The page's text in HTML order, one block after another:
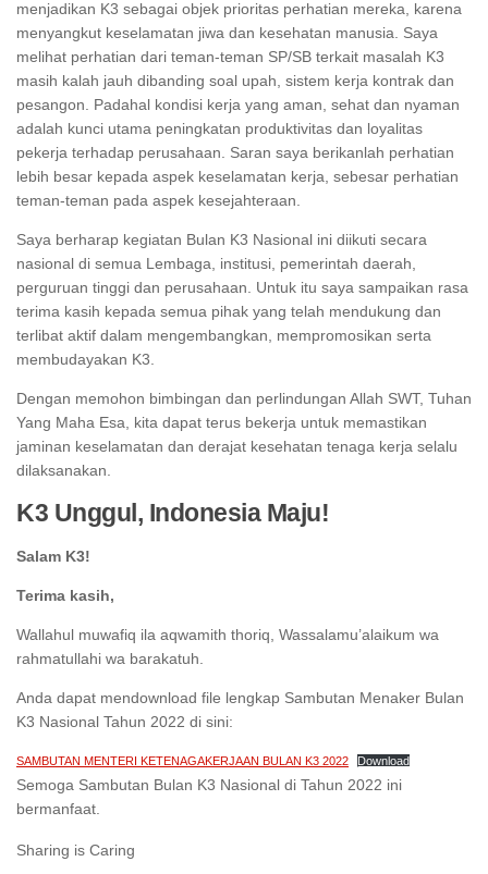
menjadikan K3 sebagai objek prioritas perhatian mereka, karena
menyangkut keselamatan jiwa dan kesehatan manusia. Saya
melihat perhatian dari teman-teman SP/SB terkait masalah K3
masih kalah jauh dibanding soal upah, sistem kerja kontrak dan
pesangon. Padahal kondisi kerja yang aman, sehat dan nyaman
adalah kunci utama peningkatan produktivitas dan loyalitas
pekerja terhadap perusahaan. Saran saya berikanlah perhatian
lebih besar kepada aspek keselamatan kerja, sebesar perhatian
teman-teman pada aspek kesejahteraan.
Saya berharap kegiatan Bulan K3 Nasional ini diikuti secara
nasional di semua Lembaga, institusi, pemerintah daerah,
perguruan tinggi dan perusahaan. Untuk itu saya sampaikan rasa
terima kasih kepada semua pihak yang telah mendukung dan
terlibat aktif dalam mengembangkan, mempromosikan serta
membudayakan K3.
Dengan memohon bimbingan dan perlindungan Allah SWT, Tuhan
Yang Maha Esa, kita dapat terus bekerja untuk memastikan
jaminan keselamatan dan derajat kesehatan tenaga kerja selalu
dilaksanakan.
K3 Unggul, Indonesia Maju!
Salam K3!
Terima kasih,
Wallahul muwafiq ila aqwamith thoriq, Wassalamu’alaikum wa
rahmatullahi wa barakatuh.
Anda dapat mendownload file lengkap Sambutan Menaker Bulan
K3 Nasional Tahun 2022 di sini:
SAMBUTAN MENTERI KETENAGAKERJAAN BULAN K3 2022 Download
Semoga Sambutan Bulan K3 Nasional di Tahun 2022 ini
bermanfaat.
Sharing is Caring